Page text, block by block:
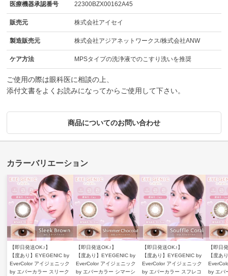
医療機器承認番号 22300BZX00162A45
販売元 株式会社アイセイ
製造販売元 株式会社アジアネットワークス/株式会社ANW
ケア方法 MPSタイプの洗浄液でのこすり洗いを推奨
ご使用の際は眼科医に相談の上、
添付文書をよくお読みになってからご使用して下さい。
商品についてのお問い合わせ
【即日発送OK♪】
【度あり】EYEGENIC by
EverColor アイジェニック
by エバーカラー スリーク
【即日発送OK♪】
【度あり】EYEGENIC by
EverColor アイジェニック
by エバーカラー シマーシ
【即日発送OK♪】
【度あり】EYEGENIC by
EverColor アイジェニック
by エバーカラー スフレコ
【即日
【度あ
by エバ